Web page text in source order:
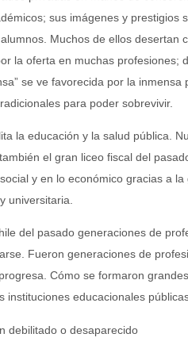
sus imágenes y prestigios
Muchos de ellos desertan
la oferta en muchas profesiones;
se ve favorecida por la
para poder sobrevivir.
la educación y la salud pública.
el gran liceo fiscal del
y en lo económico gracias a
universitaria.
del pasado generaciones de
Fueron generaciones de
Cómo se formaron
instituciones educacionales
debilitado o desaparecido